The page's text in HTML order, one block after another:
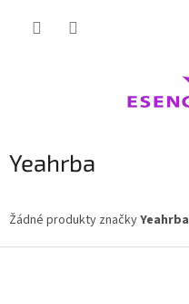
Yeahrba
Žádné produkty značkyYeahrba